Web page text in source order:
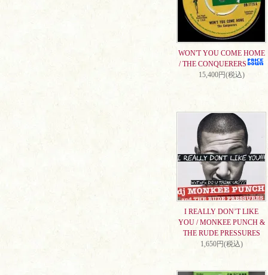
WON'T YOU COME HOME
/ THE CONQUERERS
15,400円(税込)
I REALLY DON’T LIKE
YOU / MONKEE PUNCH &
THE RUDE PRESSURES
1,650円(税込)